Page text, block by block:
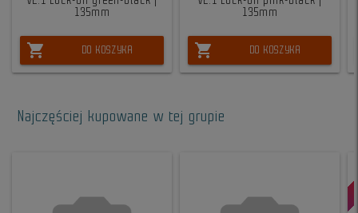
135mm
shopping_cart DO KOSZYKA
135mm
shopping_cart DO KOSZYKA
Najczęściej kupowane w tej grupie